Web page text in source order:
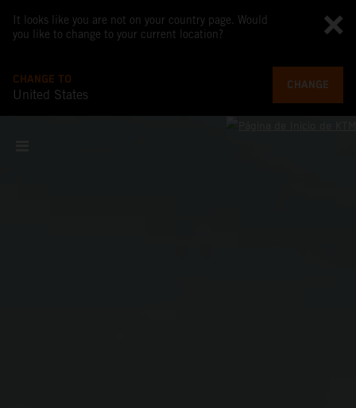
It looks like you are not on your country page. Would
you like to change to your current location?
CHANGE TO
United States
CHANGE